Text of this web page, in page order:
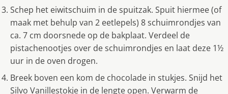
Schep het eiwitschuim in de spuitzak. Spuit hiermee (of
maak met behulp van 2 eetlepels) 8 schuimrondjes van
ca. 7 cm doorsnede op de bakplaat. Verdeel de
pistachenootjes over de schuimrondjes en laat deze 1½
uur in de oven drogen.
Breek boven een kom de chocolade in stukjes. Snijd het
Silvo Vanillestokje in de lengte open. Verwarm de